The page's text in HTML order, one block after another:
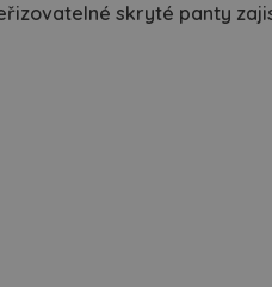
ochrana oznamovatelů
skryté panty